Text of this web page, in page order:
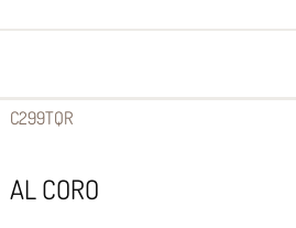
C299TQR
AL CORO